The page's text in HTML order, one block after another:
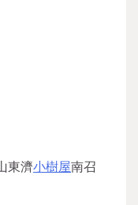
東濟小樹屋南召